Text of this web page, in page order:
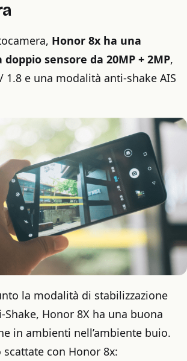
Honor 8x ha una
sensore da 20MP + 2MP,
1.8 e una modalità anti-shake AIS
la modalità di stabilizzazione
Shake, Honor 8X ha una buona
in ambienti nell’ambiente buio.
scattate con Honor 8x: